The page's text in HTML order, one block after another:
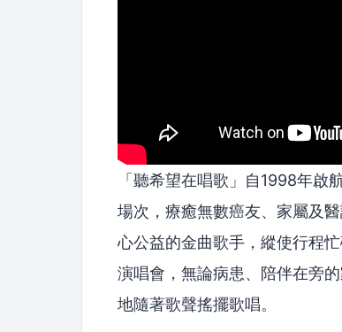
「聽希望在唱歌」自1998年啟
場次，療癒無數癌友、家屬及
心公益的金曲歌手，縱使行程
演唱會，無論病患、陪伴在旁
地隨著歌聲搖擺歌唱。